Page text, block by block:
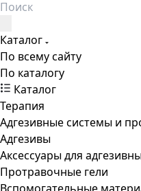
Каталог
По всему сайту
По каталогу
Каталог
Терапия
Адгезивные системы и
Адгезивы
Аксессуары для
Протравочные гели